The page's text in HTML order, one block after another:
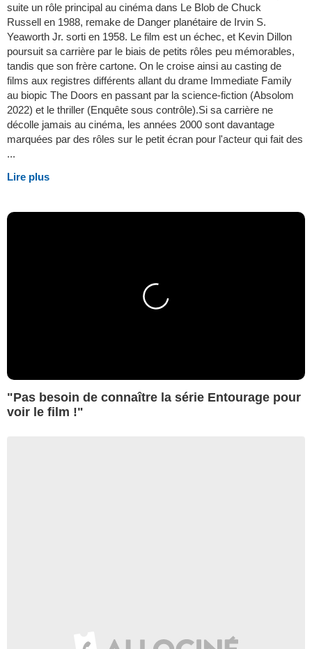
suite un rôle principal au cinéma dans Le Blob de Chuck
Russell en 1988, remake de Danger planétaire de Irvin S.
Yeaworth Jr. sorti en 1958. Le film est un échec, et Kevin Dillon
poursuit sa carrière par le biais de petits rôles peu mémorables,
tandis que son frère cartone. On le croise ainsi au casting de
films aux registres différents allant du drame Immediate Family
au biopic The Doors en passant par la science-fiction (Absolom
2022) et le thriller (Enquête sous contrôle).Si sa carrière ne
décolle jamais au cinéma, les années 2000 sont davantage
marquées par des rôles sur le petit écran pour l'acteur qui fait des
...
Lire plus
"Pas besoin de connaître la série Entourage pour
voir le film !"